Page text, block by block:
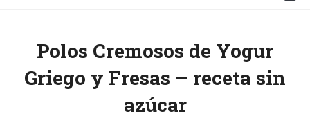
Polos Cremosos de Yogur
Griego y Fresas – receta sin
azúcar